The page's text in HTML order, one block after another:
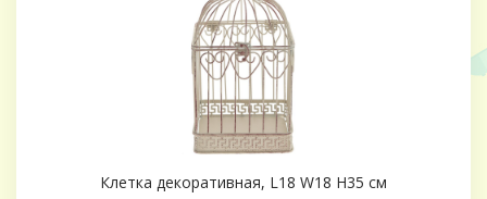
Клетка декоративная, L18 W18 H35 см